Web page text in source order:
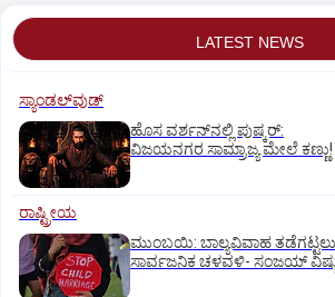
LATEST NEWS
ಸ್ಯಾಂಡಲ್‌ವುಡ್‌
ಹೊಸ ವರ್ಶನ್‌ನಲ್ಲಿ ಪುಷ್ಕರ್‌:
ವಿಜಯನಗರ ಸಾಮ್ರಾಜ್ಯ ಮೇಲೆ ಕಣ್ಣು!
ರಾಷ್ಟ್ರೀಯ
ಮುಂಬಯಿ: ಬಾಲ್ಯವಿವಾಹ ತಡೆಗಟ್ಟಲು
ಸಾರ್ವಜನಿಕ ಚಳವಳಿ- ಸಂಜಯ್‌